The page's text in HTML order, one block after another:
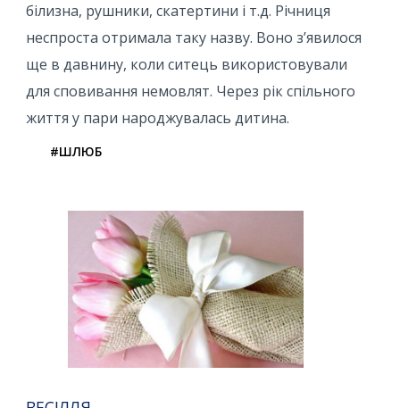
білизна, рушники, скатертини і т.д. Річниця
неспроста отримала таку назву. Воно з’явилося
ще в давнину, коли ситець використовували
для сповивання немовлят. Через рік спільного
життя у пари народжувалась дитина.
#ШЛЮБ